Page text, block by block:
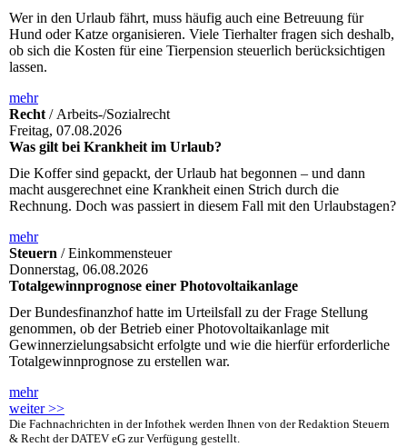
Wer in den Urlaub fährt, muss häufig auch eine Betreuung für
Hund oder Katze organisieren. Viele Tierhalter fragen sich deshalb,
ob sich die Kosten für eine Tierpension steuerlich berücksichtigen
lassen.
mehr
Recht / Arbeits-/Sozialrecht
Freitag, 07.08.2026
Was gilt bei Krankheit im Urlaub?
Die Koffer sind gepackt, der Urlaub hat begonnen – und dann
macht ausgerechnet eine Krankheit einen Strich durch die
Rechnung. Doch was passiert in diesem Fall mit den Urlaubstagen?
mehr
Steuern / Einkommensteuer
Donnerstag, 06.08.2026
Totalgewinnprognose einer Photovoltaikanlage
Der Bundesfinanzhof hatte im Urteilsfall zu der Frage Stellung
genommen, ob der Betrieb einer Photovoltaikanlage mit
Gewinnerzielungsabsicht erfolgte und wie die hierfür erforderliche
Totalgewinnprognose zu erstellen war.
mehr
weiter >>
Die Fachnachrichten in der Infothek werden Ihnen von der Redaktion Steuern
& Recht der DATEV eG zur Verfügung gestellt.